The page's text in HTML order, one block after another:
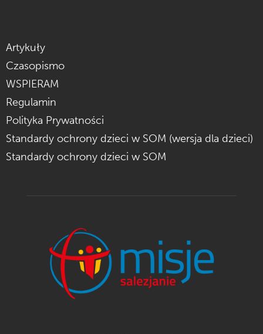
Artykuły
Czasopismo
WSPIERAM
Regulamin
Polityka Prywatności
Standardy ochrony dzieci w SOM (wersja dla dzieci)
Standardy ochrony dzieci w SOM